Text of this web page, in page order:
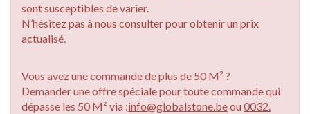
sont susceptibles de varier.
N’hésitez pas à nous consulter pour obtenir un prix
actualisé.
Vous avez une commande de plus de 50 M² ?
Demander une offre spéciale pour toute commande qui
dépasse les 50 M² via :info@globalstone.beou 0032.